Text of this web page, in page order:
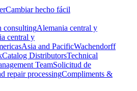
Cambiar hecho fácil
consultingAlemania central y
central y
Asia and PacificWachendorff
Catalog DistributorsTechnical
TeamSolicitud de
repair processingCompliments &